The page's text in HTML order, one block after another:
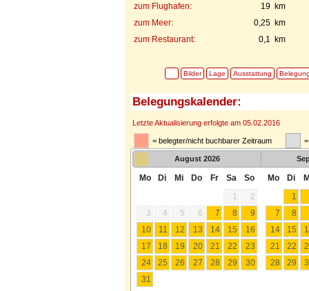
19 km
zum Flughafen:
0,25 km
zum Meer:
0,1 km
zum Restaurant:
Bilder Lage Ausstattung
Belegungskalender:
Letzte Aktualisierung erfolgte am 05.02.2016
= belegter/nicht buchbarer Zeitraum
August 2026
Mo Di Mi Do Fr Sa
So
1
2
3
4 5 6 7 8
9
10
11 12 13 14 15
16
17
18 19 20 21 22
23
24
25 26 27 28 29
30
31
Mo Di
1
7
8
14
15
21
22
28
29